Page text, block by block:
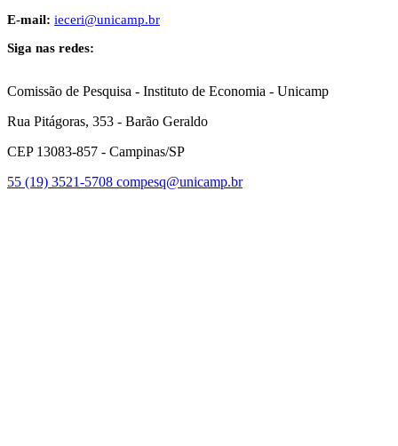
E-mail: ieceri@unicamp.br
Siga nas redes:
Comissão de Pesquisa - Instituto de Economia - Unicamp
Rua Pitágoras, 353 - Barão Geraldo
CEP 13083-857 - Campinas/SP
55 (19) 3521-5708 compesq@unicamp.br